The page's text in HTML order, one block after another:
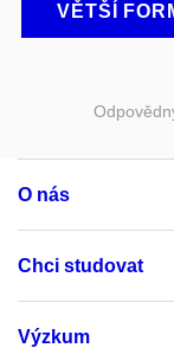
VĚTŠÍ
O nás
Chci studovat
Výzkum